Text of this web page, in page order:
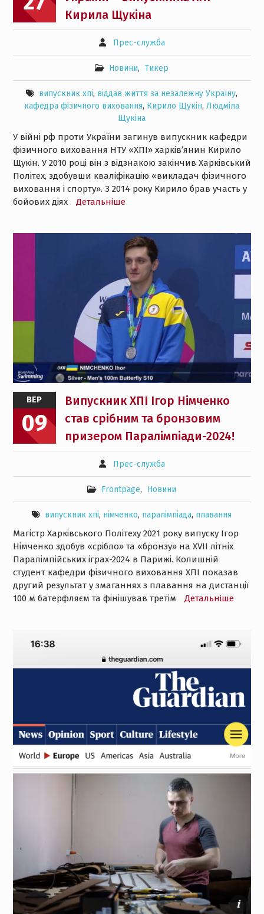
Кирила Щукіна
Прес-служба
Новини, Тикер
випускник хпі, віддав життя за незалежну Україну,
кафедра фізичного виховання, Кирило Щукін,Людміла
Щукіна
У війні рф проти України загинув випускник кафедри
фізичного виховання НТУ «ХПІ» харків’янин Кирило
Щукін. У 2010 році він з відзнакою закінчив Харківський
Політех, здобувши кваліфікацію «викладач фізичного
виховання і спорту». З 2014 року Кирило брав участь у
бойових діях
Детальнiше
ВЕР
09
Випускник ХПІ Ігор Німченко
став срібним та бронзовим
призером Паралімпіади-2024!
Прес-служба
Frontpage, Новини
випускник хпі, німченко, паралімпіада, плавання
Магістр Харківського Політеху 2021 року випуску Ігор
Німченко здобув «срібло» та «бронзу» на XVII літніх
Паралімпійських іграх-2024 в Парижі. Колишній
студент кафедри фізичного виховання ХПІ показав
другий результат у змаганнях з плавання на дистанції
100 м батерфляєм та фінішував третім
Детальнiше